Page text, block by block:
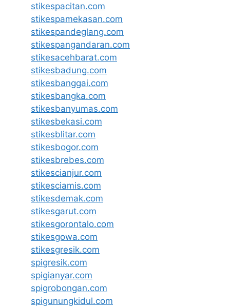
stikespacitan.com
stikespamekasan.com
stikespandeglang.com
stikespangandaran.com
stikesacehbarat.com
stikesbadung.com
stikesbanggai.com
stikesbangka.com
stikesbanyumas.com
stikesbekasi.com
stikesblitar.com
stikesbogor.com
stikesbrebes.com
stikescianjur.com
stikesciamis.com
stikesdemak.com
stikesgarut.com
stikesgorontalo.com
stikesgowa.com
stikesgresik.com
spigresik.com
spigianyar.com
spigrobongan.com
spigunungkidul.com